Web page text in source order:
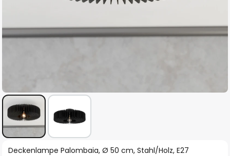
Zum
Deckenlampe Palombaia, Ø 50 cm, Stahl/Holz, E27